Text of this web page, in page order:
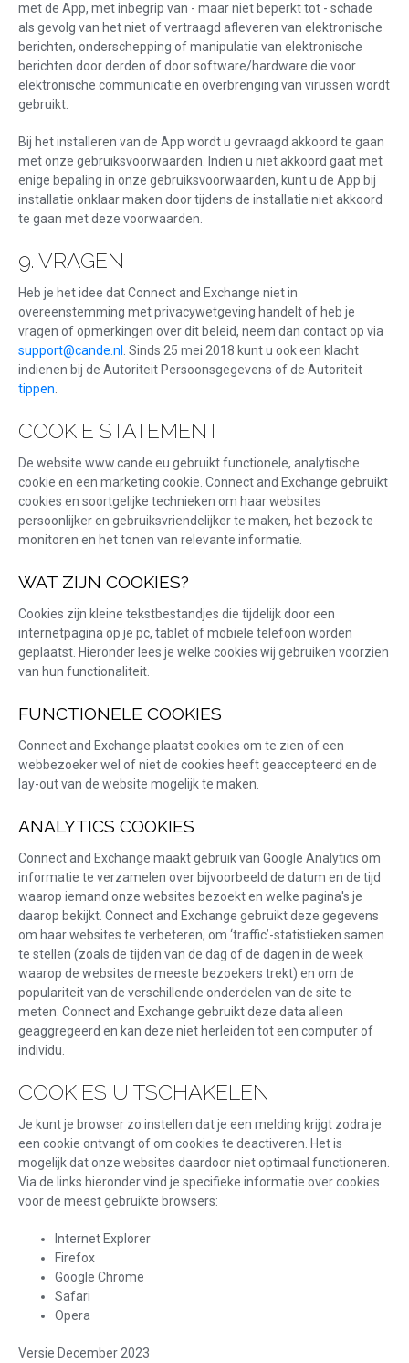
met de App, met inbegrip van - maar niet beperkt tot - schade
als gevolg van het niet of vertraagd afleveren van elektronische
berichten, onderschepping of manipulatie van elektronische
berichten door derden of door software/hardware die voor
elektronische communicatie en overbrenging van virussen wordt
gebruikt.
Bij het installeren van de App wordt u gevraagd akkoord te gaan
met onze gebruiksvoorwaarden. Indien u niet akkoord gaat met
enige bepaling in onze gebruiksvoorwaarden, kunt u de App bij
installatie onklaar maken door tijdens de installatie niet akkoord
te gaan met deze voorwaarden.
9. VRAGEN
Heb je het idee dat Connect and Exchange niet in
overeenstemming met privacywetgeving handelt of heb je
vragen of opmerkingen over dit beleid, neem dan contact op via
support@cande.nl
. Sinds 25 mei 2018 kunt u ook een klacht
indienen bij de Autoriteit Persoonsgegevens of de Autoriteit
tippen
COOKIE STATEMENT
De website www.cande.eu gebruikt functionele, analytische
cookie en een marketing cookie. Connect and Exchange gebruikt
cookies en soortgelijke technieken om haar websites
persoonlijker en gebruiksvriendelijker te maken, het bezoek te
monitoren en het tonen van relevante informatie.
WAT ZIJN COOKIES?
Cookies zijn kleine tekstbestandjes die tijdelijk door een
internetpagina op je pc, tablet of mobiele telefoon worden
geplaatst. Hieronder lees je welke cookies wij gebruiken voorzien
van hun functionaliteit.
FUNCTIONELE COOKIES
Connect and Exchange plaatst cookies om te zien of een
webbezoeker wel of niet de cookies heeft geaccepteerd en de
lay-out van de website mogelijk te maken.
ANALYTICS COOKIES
Connect and Exchange maakt gebruik van Google Analytics om
informatie te verzamelen over bijvoorbeeld de datum en de tijd
waarop iemand onze websites bezoekt en welke pagina's je
daarop bekijkt. Connect and Exchange gebruikt deze gegevens
om haar websites te verbeteren, om ‘traffic’-statistieken samen
te stellen (zoals de tijden van de dag of de dagen in de week
waarop de websites de meeste bezoekers trekt) en om de
populariteit van de verschillende onderdelen van de site te
meten. Connect and Exchange gebruikt deze data alleen
geaggregeerd en kan deze niet herleiden tot een computer of
individu.
COOKIES UITSCHAKELEN
Je kunt je browser zo instellen dat je een melding krijgt zodra je
een cookie ontvangt of om cookies te deactiveren. Het is
mogelijk dat onze websites daardoor niet optimaal functioneren.
Via de links hieronder vind je specifieke informatie over cookies
voor de meest gebruikte browsers:
Internet Explorer
Firefox
Google Chrome
Safari
Opera
Versie December 2023